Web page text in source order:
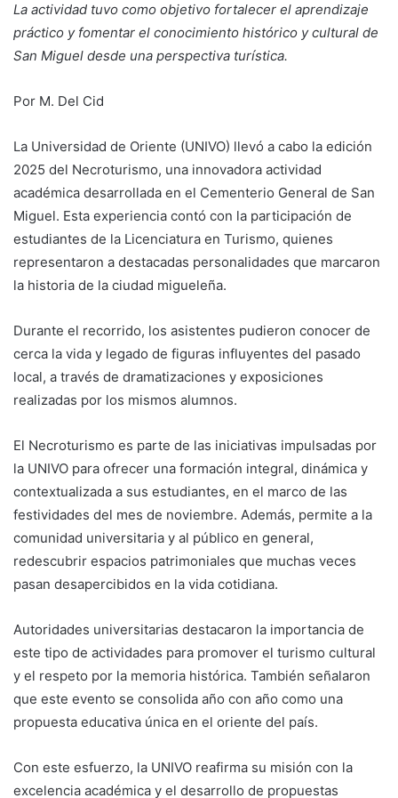
La actividad tuvo como objetivo fortalecer el aprendizaje
práctico y fomentar el conocimiento histórico y cultural de
San Miguel desde una perspectiva turística.
Por M. Del Cid
La Universidad de Oriente (UNIVO) llevó a cabo la edición
2025 del Necroturismo, una innovadora actividad
académica desarrollada en el Cementerio General de San
Miguel. Esta experiencia contó con la participación de
estudiantes de la Licenciatura en Turismo, quienes
representaron a destacadas personalidades que marcaron
la historia de la ciudad migueleña.
Durante el recorrido, los asistentes pudieron conocer de
cerca la vida y legado de figuras influyentes del pasado
local, a través de dramatizaciones y exposiciones
realizadas por los mismos alumnos.
El Necroturismo es parte de las iniciativas impulsadas por
la UNIVO para ofrecer una formación integral, dinámica y
contextualizada a sus estudiantes, en el marco de las
festividades del mes de noviembre. Además, permite a la
comunidad universitaria y al público en general,
redescubrir espacios patrimoniales que muchas veces
pasan desapercibidos en la vida cotidiana.
Autoridades universitarias destacaron la importancia de
este tipo de actividades para promover el turismo cultural
y el respeto por la memoria histórica. También señalaron
que este evento se consolida año con año como una
propuesta educativa única en el oriente del país.
Con este esfuerzo, la UNIVO reafirma su misión con la
excelencia académica y el desarrollo de propuestas